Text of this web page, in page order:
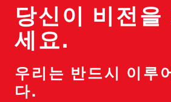
당신이 비전을
세요.
우리는 반드시 이루
다.